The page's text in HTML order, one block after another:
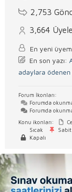
2,753
3,664
En yeni
En son yazı:
adaylara ödenen
Forum İkonları:
Forumda
Forumda
Konu ikonları:
Sıcak
Sabit
Kapalı